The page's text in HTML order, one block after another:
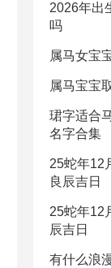
2026年出
吗
属马女宝
属马宝宝
珺字适合
名字合集
25蛇年12
良辰吉日
25蛇年12
辰吉日
有什么浪